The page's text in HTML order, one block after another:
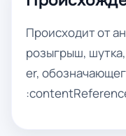
Происходит от
розыгрыш,
er,